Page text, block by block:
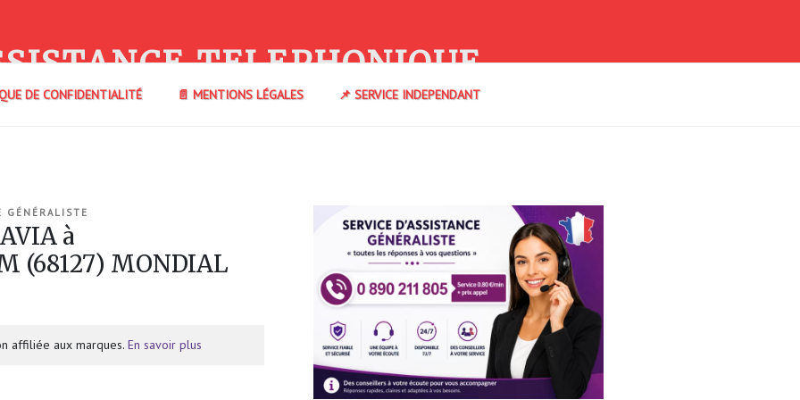
TELEPHONIQUE
DE CONFIDENTIALITÉ 📄 MENTIONS LÉGALES 📌 SERVICE INDEPENDANT
GÉNÉRALISTE
à
(68127) MONDIAL
affiliée aux marques. En savoir plus